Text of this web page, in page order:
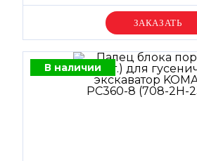
Уточняйте цену
В наличии